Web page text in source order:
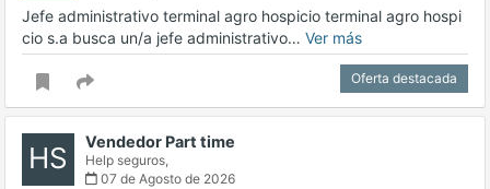
Jefe administrativo terminal agro hospicio terminal agro hospi
cio s.a busca un/a jefe administrativo… Ver más
Oferta destacada
HS Vendedor Part time
Help seguros,
07 de Agosto de 2026